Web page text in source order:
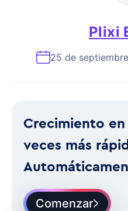
Plixi
25 de
Crecimiento
veces más
Comenzar